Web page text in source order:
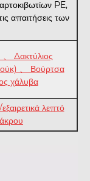
PE,
απαιτήσεις των
Δακτύλιος
、 Βούρτσα
χάλυβα
λεπτό